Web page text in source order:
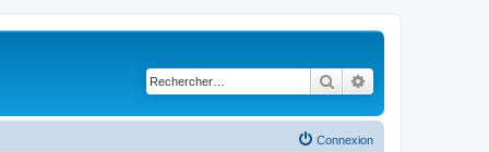
Rechercher
Connexion